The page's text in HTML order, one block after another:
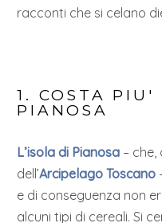
racconti che si celano
1. COSTA PIU'
PIANOSA
L’isola di Pianosa – che,
dell’Arcipelago Toscano
e di conseguenza non
alcuni tipi di cereali. Si